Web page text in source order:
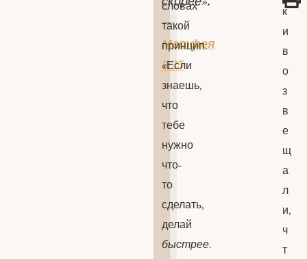
—
Матфея
5:25
словах
такой
принцип:
«Если
знаешь,
что
тебе
нужно
что-
то
сделать,
делай
быстрее.
к
и
в
о
з
в
е
щ
а
л
и,
ч
т